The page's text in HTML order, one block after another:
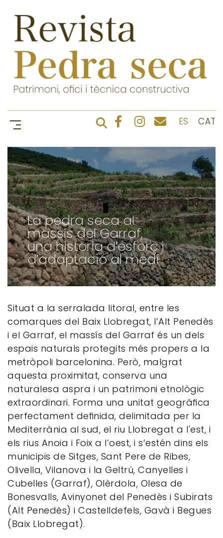
ES CAT
La pedra seca al
massís del Garraf,
una història d’esforç i
d’adaptació al medi
Situat a la serralada litoral, entre les
comarques del Baix Llobregat, l’Alt Penedès
i el Garraf, el massís del Garraf és un dels
espais naturals protegits més propers a la
metròpoli barcelonina. Però, malgrat
aquesta proximitat, conserva una
naturalesa aspra i un patrimoni etnològic
extraordinari. Forma una unitat geogràﬁca
perfectament deﬁnida, delimitada per la
Mediterrània al sud, el riu Llobregat a l'est, i
els rius Anoia i Foix a l’oest, i s’estén dins els
municipis de Sitges, Sant Pere de Ribes,
Olivella, Vilanova i la Geltrú, Canyelles i
Cubelles (Garraf), Olèrdola, Olesa de
Bonesvalls, Avinyonet del Penedès i Subirats
(Alt Penedès) i Castelldefels, Gavà i Begues
(Baix Llobregat).